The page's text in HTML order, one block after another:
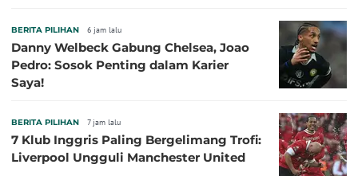
BERITA PILIHAN 6 jam lalu
Danny Welbeck Gabung Chelsea, Joao
Pedro: Sosok Penting dalam Karier
Saya!
BERITA PILIHAN 7 jam lalu
7 Klub Inggris Paling Bergelimang Trofi:
Liverpool Ungguli Manchester United